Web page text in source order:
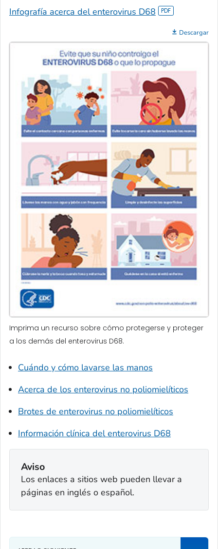
Infografía acerca del enterovirus D68
Descargar
Imprima un recurso sobre cómo protegerse y proteger
a los demás del enterovirus D68.
Cuándo y cómo lavarse las manos
Acerca de los enterovirus no poliomielíticos
Brotes de enterovirus no poliomielíticos
Información clínica del enterovirus D68
Aviso
Los enlaces a sitios web pueden llevar a
páginas en inglés o español.